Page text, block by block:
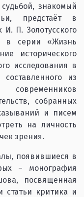
знакомый
предстаёт в
И. П. Золотусского
в серии «Жизнь
исторического
исследования в
из
собранных
и писем
на личность
зрения.
появившиеся в
– монография
посвященная
статьи критика и